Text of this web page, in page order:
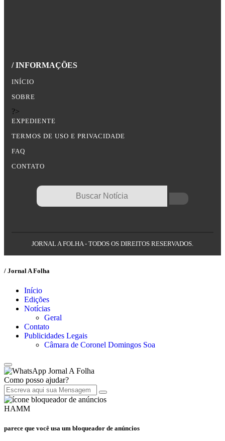
/ INFORMAÇÕES
INÍCIO
SOBRE
?>
EXPEDIENTE
TERMOS DE USO E PRIVACIDADE
FAQ
CONTATO
JORNAL A FOLHA - TODOS OS DIREITOS RESERVADOS.
/ Jornal A Folha
Início
Edições
Notícias
Geral
Contato
Publicidades Legais
Câmara de Coronel Domingos Soa
Jornal A Folha
Como posso ajudar?
HAMM
parece que você usa um bloqueador de anúncios